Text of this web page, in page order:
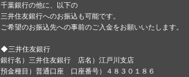
千葉銀行の他に、以下の
三井住友銀行へのお振込も可能です。
ご希望のお振込先への事前のご入金をお願いいたします。
◆三井住友銀行
銀行名）三井住友銀行 店名）江戸川支店
預金種目）普通口座 口座番号）４８３０１８６